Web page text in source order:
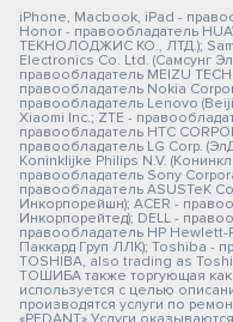
iPhone, Macbook, iPad -
Honor - правообладатель
ТЕКНОЛОДЖИС КО., ЛТД.);
Electronics Co. Ltd. (Самсунг
правообладатель MEIZU
правообладатель Nokia
правообладатель Lenovo
Xiaomi Inc.; ZTE -
правообладатель HTC
правообладатель LG Corp.
Koninklijke Philips N.V.
правообладатель Sony
правообладатель ASUSTeK
Инкорпорейшн); ACER -
Инкорпорейтед); DELL -
правообладатель HP
Паккард Груп ЛЛК); Toshiba -
TOSHIBA, also trading as
ТОШИБА также торгующая
используется с целью
производятся услуги по